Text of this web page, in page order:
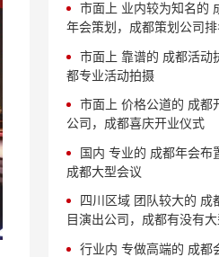
市面上 业内较为知名的
年会策划，成都策划公司排
市面上 靠谱的 成都活动
都专业活动拍摄
市面上 价格公道的 成都
公司，成都喜庆开业仪式
国内 专业的 成都年会布
成都大型会议
四川区域 团队较大的 成
目演出公司，成都有没有
行业内 专做高端的 成都